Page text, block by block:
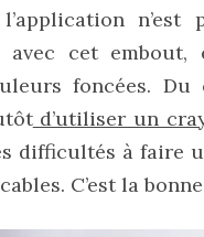
n’est
avec cet embout,
foncées. Du
d’utiliser un
difficultés à faire
C’est la